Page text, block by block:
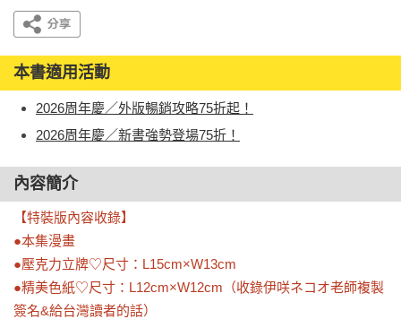
本書適用活動
2026周年慶／外版暢銷攻略75折起！
2026周年慶／新書強勢登場75折！
內容簡介
【特裝版內容收錄】
●本集漫畫
●壓克力立牌♡尺寸：L15cm×W13cm
●精美色紙♡尺寸：L12cm×W12cm（收錄伊咲ネコオ老師複製
簽名&給台灣讀者的話）